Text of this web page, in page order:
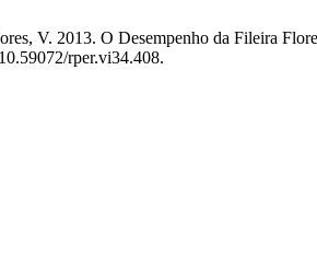
V. 2013. O Desempenho da Fileira
rper.vi34.408.